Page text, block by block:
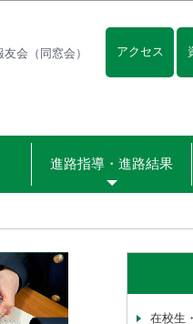
友会（同窓会） アクセス
進路指導・進路結果
在校生